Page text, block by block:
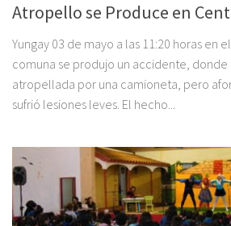
Atropello se Produce en
Yungay 03 de mayo a las 11:20 horas en
comuna se produjo un accidente, donde
atropellada por una camioneta, pero
sufrió lesiones leves. El hecho...